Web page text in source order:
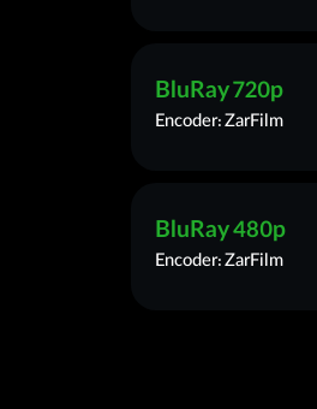
BluRay 720p
Encoder: ZarFilm
BluRay 480p
Encoder: ZarFilm